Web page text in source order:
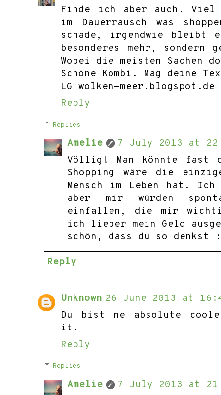
Finde ich aber auch.
im Dauerrausch was
schade, irgendwie bleibt
besonderes mehr, sondern
Wobei die meisten Sachen
Schöne Kombi. Mag deine
LG wolken-meer.blogspot.de
Reply
Replies
Amelie
7 July 2013 at
Völlig! Man könnte fast
Shopping wäre die
Mensch im Leben hat.
aber mir würden
einfallen, die mir
ich lieber mein Geld
schön, dass du so denkst
Reply
Unknown 26 June 2013 at
Du bist ne absolute
it.
Reply
Replies
Amelie
7 July 2013 at